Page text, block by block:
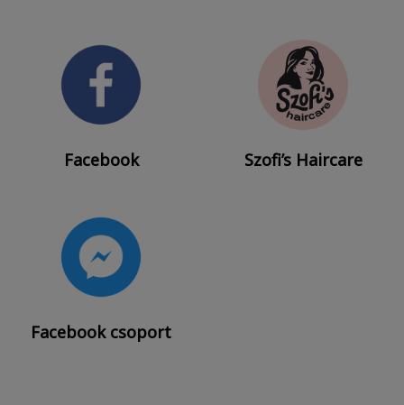
Facebook Szofi’s Haircare
Facebook csoport